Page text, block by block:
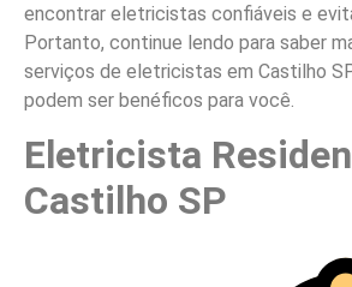
encontrar eletricistas confiáveis e
Portanto, continue lendo para saber
serviços de eletricistas em Castilho
podem ser benéficos para você.
Eletricista
Castilho SP